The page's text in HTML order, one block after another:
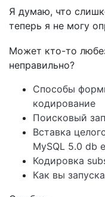
Я думаю, что
теперь я не могу
Может кто-то
неправильно?
Способы
кодирование
Поисковый
Вставка
MySQL 5.0 db
Кодировка
Как вы